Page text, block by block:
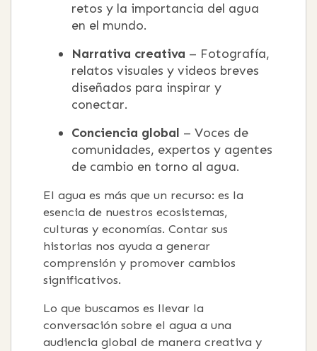
retos y la importancia del agua
en el mundo.
Narrativa creativa – Fotografía,
relatos visuales y videos breves
diseñados para inspirar y
conectar.
Conciencia global – Voces de
comunidades, expertos y agentes
de cambio en torno al agua.
El agua es más que un recurso: es la
esencia de nuestros ecosistemas,
culturas y economías. Contar sus
historias nos ayuda a generar
comprensión y promover cambios
significativos.
Lo que buscamos es llevar la
conversación sobre el agua a una
audiencia global de manera creativa y